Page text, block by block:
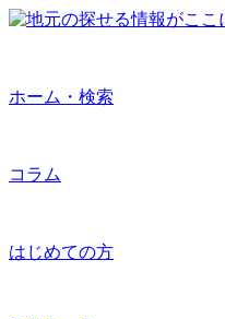
ホーム・検索
コラム
はじめての方